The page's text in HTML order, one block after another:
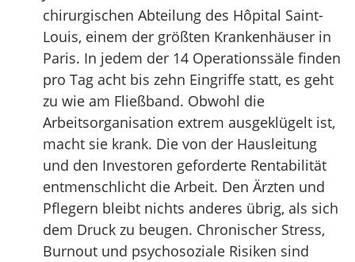
chirurgischen Abteilung des Hôpital Saint-
Louis, einem der größten Krankenhäuser in
Paris. In jedem der 14 Operationssäle finden
pro Tag acht bis zehn Eingriffe statt, es geht
zu wie am Fließband. Obwohl die
Arbeitsorganisation extrem ausgeklügelt ist,
macht sie krank. Die von der Hausleitung
und den Investoren geforderte Rentabilität
entmenschlicht die Arbeit. Den Ärzten und
Pflegern bleibt nichts anderes übrig, als sich
dem Druck zu beugen. Chronischer Stress,
Burnout und psychosoziale Risiken sind